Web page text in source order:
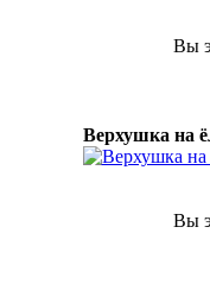
Вы
Верхушка на
Вы